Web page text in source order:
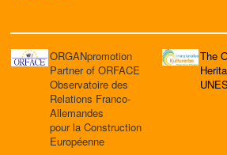
ORGANpromotion
Partner of ORFACE
Observatoire des
Relations Franco-
Allemandes
pour la Construction
Européenne
The